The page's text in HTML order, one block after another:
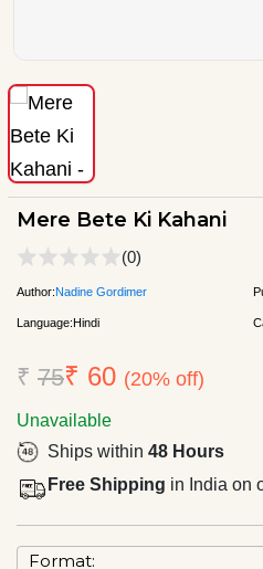
Mere Bete Ki Kahani
(0)
Author:Nadine Gordimer
Language:Hindi
₹ 75₹ 60 (20% off)
Unavailable
Ships within 48 Hours
Free Shipping in India on
Format: